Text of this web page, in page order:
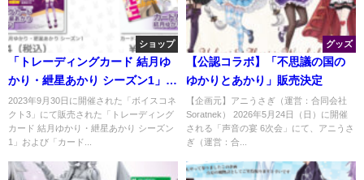
ショップ
「トレーディングカード 結月ゆ
かり・紲星あかり シーズン1」通
信販売開始
2023年9月30日に開催された「ボイスコネ
クト3」にて販売された「トレーディング
カード 結月ゆかり・紲星あかり シーズン
1」および「カード...
グッズ
【公認コラボ】「不思議の国の
ゆかりとあかり」販売決定
【企画元】アニうさぎ（運営：合同会社
Soratnek） 2026年5月24日（日）に開催
される「声音の宴 6次会」にて、アニうさ
ぎ（運営：合...